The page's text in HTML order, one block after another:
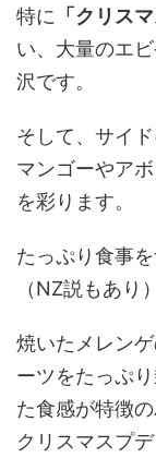
特に 「クリス
い、大量のエ
沢です。
そして、サイ
マンゴーやア
を彩ります。
たっぷり食事
（NZ説もあり
焼いたメレン
ーツをたっぷ
た食感が特徴
クリスマスプ